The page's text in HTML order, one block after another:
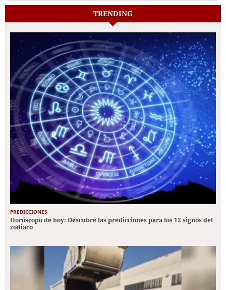
TRENDING
PREDICCIONES
Horóscopo de hoy: Descubre las predicciones para los 12 signos del
zodiaco